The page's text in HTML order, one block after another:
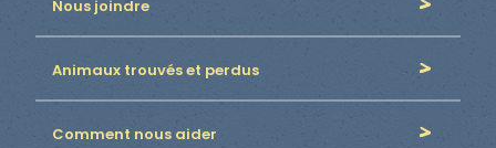
Nous joindre
Animaux trouvés et perdus
Comment nous aider